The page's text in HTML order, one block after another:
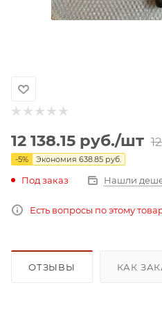
12 138.15 руб./шт
-5% Экономия 638.85 руб.
Под заказ Нашли
Есть вопросы по этому
ОТЗЫВЫ КАК